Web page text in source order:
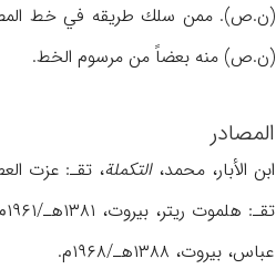
(ن.ص) منه بعضاً من مرسوم الخط.
المصادر
ابن الأبار، محمد،التكملة، تقـ: عزت العطار
تقـ: هلموت ریتر، بیروت، ۱۳۸۱هـ/۱۹۶۱م؛ المراكشي، محمد،
عباس، بیروت، ۱۳۸۸هـ/۱۹۶۸م.